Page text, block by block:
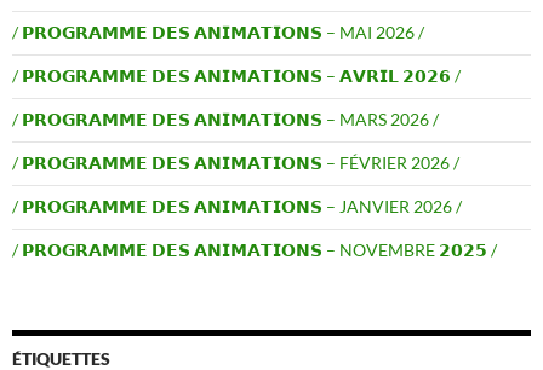
/ 𝗣𝗥𝗢𝗚𝗥𝗔𝗠𝗠𝗘 𝗗𝗘𝗦 𝗔𝗡𝗜𝗠𝗔𝗧𝗜𝗢𝗡𝗦 – MAI 2026 /
/ 𝗣𝗥𝗢𝗚𝗥𝗔𝗠𝗠𝗘 𝗗𝗘𝗦 𝗔𝗡𝗜𝗠𝗔𝗧𝗜𝗢𝗡𝗦 – 𝗔𝗩𝗥𝗜𝗟 𝟮𝟬𝟮𝟲 /
/ 𝗣𝗥𝗢𝗚𝗥𝗔𝗠𝗠𝗘 𝗗𝗘𝗦 𝗔𝗡𝗜𝗠𝗔𝗧𝗜𝗢𝗡𝗦 – MARS 2026 /
/ 𝗣𝗥𝗢𝗚𝗥𝗔𝗠𝗠𝗘 𝗗𝗘𝗦 𝗔𝗡𝗜𝗠𝗔𝗧𝗜𝗢𝗡𝗦 – FÉVRIER 2026 /
/ 𝗣𝗥𝗢𝗚𝗥𝗔𝗠𝗠𝗘 𝗗𝗘𝗦 𝗔𝗡𝗜𝗠𝗔𝗧𝗜𝗢𝗡𝗦 – JANVIER 2026 /
/ 𝗣𝗥𝗢𝗚𝗥𝗔𝗠𝗠𝗘 𝗗𝗘𝗦 𝗔𝗡𝗜𝗠𝗔𝗧𝗜𝗢𝗡𝗦 – NOVEMBRE 𝟮𝟬𝟮𝟱 /
ÉTIQUETTES